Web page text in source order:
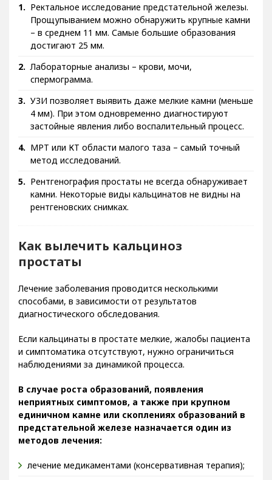
Ректальное исследование предстательной железы.
Прощупыванием можно обнаружить крупные камни
– в среднем 11 мм. Самые большие образования
достигают 25 мм.
Лабораторные анализы – крови, мочи,
спермограмма.
УЗИ позволяет выявить даже мелкие камни (меньше
4 мм). При этом одновременно диагностируют
застойные явления либо воспалительный процесс.
МРТ или КТ области малого таза – самый точный
метод исследований.
Рентгенография простаты не всегда обнаруживает
камни. Некоторые виды кальцинатов не видны на
рентгеновских снимках.
Как вылечить кальциноз
простаты
Лечение заболевания проводится несколькими
способами, в зависимости от результатов
диагностического обследования.
Если кальцинаты в простате мелкие, жалобы пациента
и симптоматика отсутствуют, нужно ограничиться
наблюдениями за динамикой процесса.
В случае роста образований, появления
неприятных симптомов, а также при крупном
единичном камне или скоплениях образований в
предстательной железе назначается один из
методов лечения:
лечение медикаментами (консервативная терапия);